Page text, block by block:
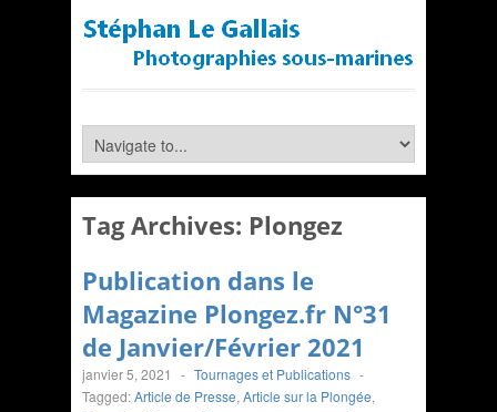
Tag Archives: Plongez
Publication dans le
Magazine Plongez.fr N°31
de Janvier/Février 2021
janvier 5, 2021 - Tournages et Publications -
Tagged:Article de Presse, Article sur la Plongée,